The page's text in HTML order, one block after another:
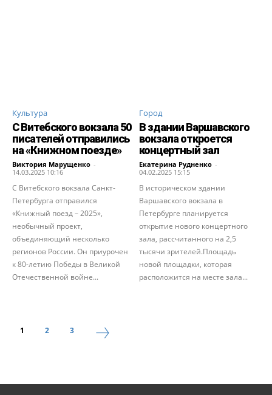
Культура
С Витебского вокзала 50
писателей отправились
на «Книжном поезде»
Виктория Марущенко -
14.03.2025 10:16
С Витебского вокзала Санкт-
Петербурга отправился
«Книжный поезд – 2025»,
необычный проект,
объединяющий несколько
регионов России. Он приурочен
к 80-летию Победы в Великой
Отечественной войне...
Город
В здании Варшавского
вокзала откроется
концертный зал
Екатерина Рудненко -
04.02.2025 15:15
В историческом здании
Варшавского вокзала в
Петербурге планируется
открытие нового концертного
зала, рассчитанного на 2,5
тысячи зрителей.Площадь
новой площадки, которая
расположится на месте зала...
1 2 3